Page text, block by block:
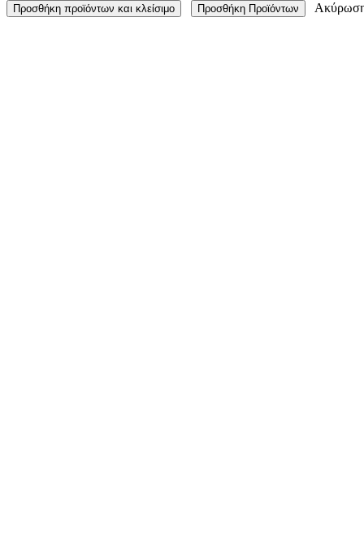
Προσθήκη προϊόντων και κλείσιμο Προσθήκη Προϊόντων